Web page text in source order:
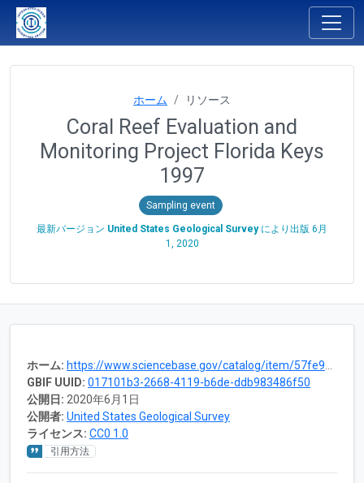
ホーム リソース
Coral Reef Evaluation and
Monitoring Project Florida Keys
1997
Sampling event
最新バージョン United States Geological Surveyにより出版 6月
1, 2020
ホーム: https://www.sciencebase.gov/catalog/item/57fe9444e4b0824b2d14cdbb
GBIF UUID: 017101b3-2668-4119-b6de-ddb983486f50
公開日: 2020年6月1日
公開者: United States Geological Survey
ライセンス: CC0 1.0
引用方法